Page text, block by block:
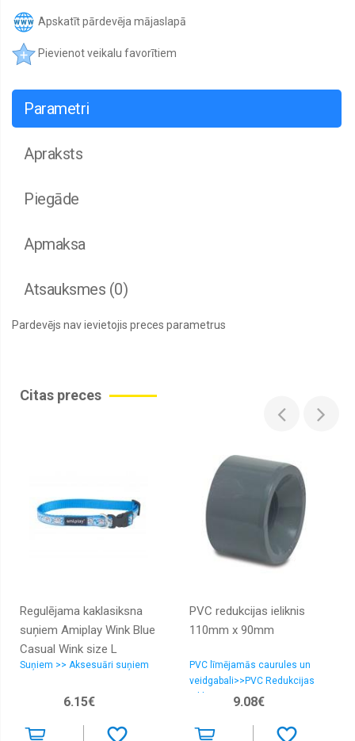
Apskatīt pārdevēja mājaslapā
Pievienot veikalu favorītiem
Parametri
Apraksts
Piegāde
Apmaksa
Atsauksmes (0)
Pardevējs nav ievietojis preces parametrus
Citas preces
Regulējama kaklasiksna
suņiem Amiplay Wink Blue
Casual Wink size L
Suņiem >> Aksesuāri suņiem
6.15€
PVC redukcijas ieliknis
110mm x 90mm
PVC līmējamās caurules un
veidgabali>>PVC Redukcijas
9.08€